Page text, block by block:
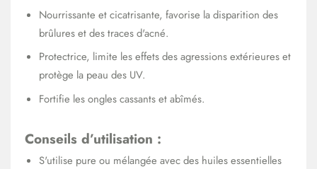
Nourrissante et cicatrisante, favorise la disparition des
brûlures et des traces d'acné.
Protectrice, limite les effets des agressions extérieures et
protège la peau des UV.
Fortifie les ongles cassants et abîmés.
Conseils d’utilisation :
S'utilise pure ou mélangée avec des huiles essentielles